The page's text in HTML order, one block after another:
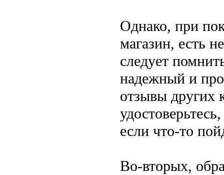
Однако, при
магазин, есть
следует
надежный и
отзывы других
если что-то
Во-вторых,